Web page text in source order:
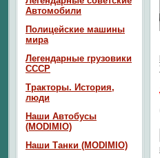
Автомобили
Полицейские машины
мира
Легендарные грузовики
СССР
Тракторы. История,
люди
Наши Автобусы
(MODIMIO)
Наши Танки (MODIMIO)